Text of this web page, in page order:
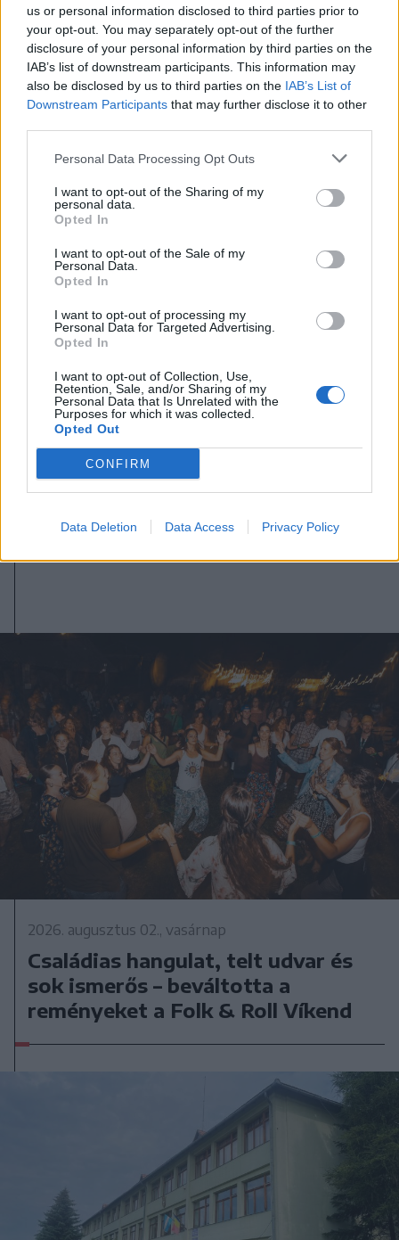
us or personal information disclosed to third parties prior to
your opt-out. You may separately opt-out of the further
disclosure of your personal information by third parties on the
IAB’s list of downstream participants. This information may
also be disclosed by us to third parties on the IAB’s List of
Downstream Participants that may further disclose it to other
Personal Data Processing Opt Outs
I want to opt-out of the Sharing of my
personal data.
Opted In
I want to opt-out of the Sale of my
Personal Data.
Opted In
I want to opt-out of processing my
Personal Data for Targeted Advertising.
Opted In
I want to opt-out of Collection, Use,
Retention, Sale, and/or Sharing of my
Personal Data that Is Unrelated with the
Purposes for which it was collected.
Opted Out
CONFIRM
Data Deletion Data Access Privacy Policy
2026. augusztus 03., hétfő
Hétmillió lejből újul meg a Jakab
Antal tér és két központi utca
Gyergyószentmiklóson
2026. augusztus 03., hétfő
Vízszünetre kell számítani
Gyergyószentmiklós egy részén
2026. augusztus 02., vasárnap
Családias hangulat, telt udvar és
sok ismerős – beváltotta a
reményeket a Folk & Roll Víkend